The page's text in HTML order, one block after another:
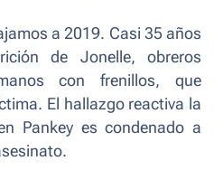
a 2019. Casi 35 años
de Jonelle, obreros
con frenillos, que
El hallazgo reactiva la
Pankey es condenado a